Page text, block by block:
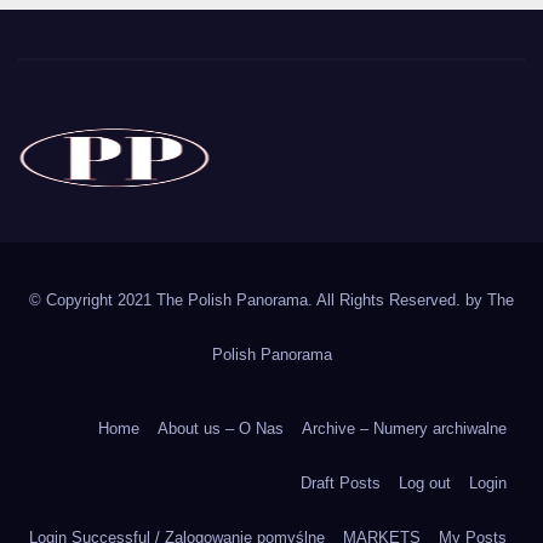
© Copyright 2021 The Polish Panorama. All Rights Reserved. by The
Polish Panorama
Home About us – O Nas Archive – Numery archiwalne
Draft Posts Log out Login
Login Successful / Zalogowanie pomyślne MARKETS My Posts